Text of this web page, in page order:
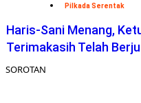
Pilkada Serentak
Haris-Sani Menang,
Terimakasih Telah
SOROTAN